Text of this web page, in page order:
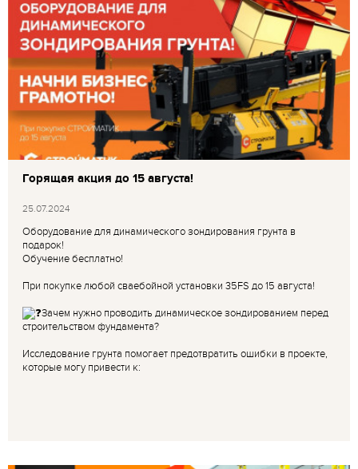
Горящая акция до 15 августа!
25.07.2024
Оборудование для динамического зондирования грунта в
подарок!
Обучение бесплатно!
При покупке любой сваебойной установки 35FS до 15 августа!
Зачем нужно проводить динамическое зондированием перед
строительством фундамента?
Исследование грунта помогает предотвратить ошибки в проекте,
которые могу привести к: